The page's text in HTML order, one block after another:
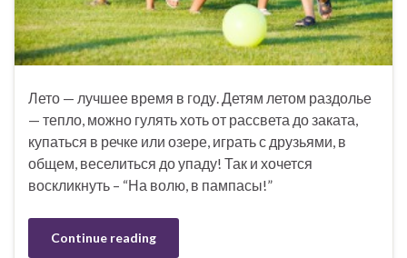
Лето — лучшее время в году. Детям летом раздолье
— тепло, можно гулять хоть от рассвета до заката,
купаться в речке или озере, играть с друзьями, в
общем, веселиться до упаду! Так и хочется
воскликнуть – “На волю, в пампасы!”
Continue reading